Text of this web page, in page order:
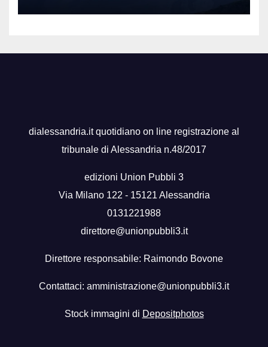
dialessandria.it quotidiano on line registrazione al
tribunale di Alessandria n.48/2017
edizioni Union Pubbli 3
Via Milano 122 - 15121 Alessandria
0131221988
direttore@unionpubbli3.it
Direttore responsabile: Raimondo Bovone
Contattaci: amministrazione@unionpubbli3.it
Stock immagini di Depositphotos